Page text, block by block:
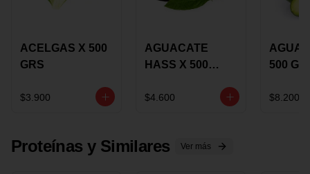
ACELGAS X 500
GRS
$3.900
AGUACATE
HASS X 500
$4.600
500
$8.200
Proteínas y Similares Ver más